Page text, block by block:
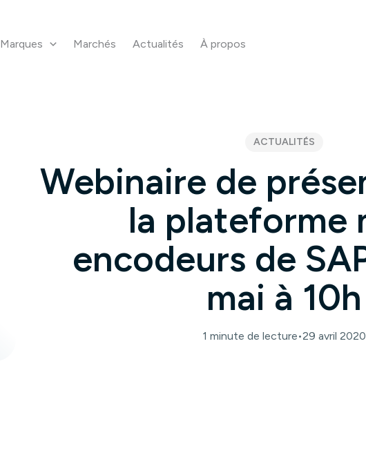
Marques Marchés Actualités À propos
Webinaire de
la plateforme
encodeurs de
mai à 10h
ACTUALITÉS
1 minute de lecture•29 avril 2020